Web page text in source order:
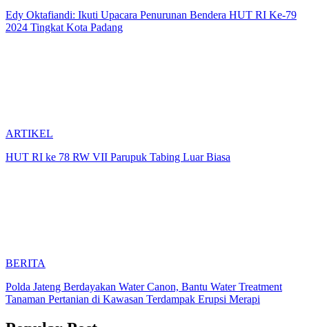
Edy Oktafiandi: Ikuti Upacara Penurunan Bendera HUT RI Ke-79
2024 Tingkat Kota Padang
ARTIKEL
HUT RI ke 78 RW VII Parupuk Tabing Luar Biasa
BERITA
Polda Jateng Berdayakan Water Canon, Bantu Water Treatment
Tanaman Pertanian di Kawasan Terdampak Erupsi Merapi